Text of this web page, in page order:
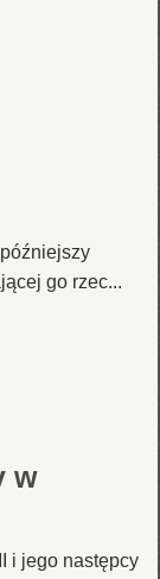
go rzec...
w
i jego następcy